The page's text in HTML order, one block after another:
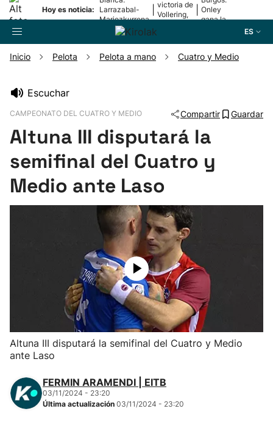
Hoy es noticia:
Larrazabal-
Mariezkurrena
II, a la final
victoria de
Vollering,
Onley
gana la
ES
Pelota
Remo
Herri-kirolak
Kirolak 360
Atletismo
Inicio Pelota Pelota a mano Cuatro y Medio
Escuchar
CAMPEONATO DEL CUATRO Y MEDIO Compartir Guardar
Altuna III disputará la
semifinal del Cuatro y
Medio ante Laso
Altuna III disputará la semifinal del Cuatro y Medio
ante Laso
FERMIN ARAMENDI | EITB
03/11/2024 - 23:20
Última actualización 03/11/2024 - 23:20